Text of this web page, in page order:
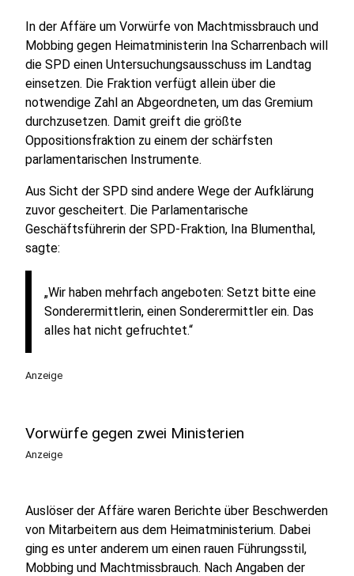
In der Affäre um Vorwürfe von Machtmissbrauch und
Mobbing gegen Heimatministerin Ina Scharrenbach will
die SPD einen Untersuchungsausschuss im Landtag
einsetzen. Die Fraktion verfügt allein über die
notwendige Zahl an Abgeordneten, um das Gremium
durchzusetzen. Damit greift die größte
Oppositionsfraktion zu einem der schärfsten
parlamentarischen Instrumente.
Aus Sicht der SPD sind andere Wege der Aufklärung
zuvor gescheitert. Die Parlamentarische
Geschäftsführerin der SPD-Fraktion, Ina Blumenthal,
sagte:
„Wir haben mehrfach angeboten: Setzt bitte eine
Sonderermittlerin, einen Sonderermittler ein. Das
alles hat nicht gefruchtet.“
Anzeige
Vorwürfe gegen zwei Ministerien
Anzeige
Auslöser der Affäre waren Berichte über Beschwerden
von Mitarbeitern aus dem Heimatministerium. Dabei
ging es unter anderem um einen rauen Führungsstil,
Mobbing und Machtmissbrauch. Nach Angaben der